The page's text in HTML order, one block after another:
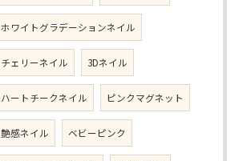
ホワイトグラデーションネイル
チェリーネイル 3Dネイル
ハートチークネイル ピンクマグネット
艶感ネイル ベビーピンク